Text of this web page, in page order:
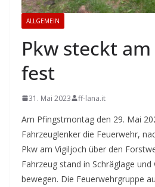
ALLGEMEIN
Pkw steckt
fest
31. Mai 2023 ff-lana.it
Am Pfingstmontag den 29. Mai
Fahrzeuglenker die Feuerwehr,
Pkw am Vigiljoch über den
Fahrzeug stand in Schräglage
bewegen. Die Feuerwehrgruppe